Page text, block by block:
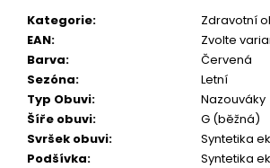
Kategorie:
Zdravotní
EAN:
Zvolte
Barva:
Červená
Sezóna:
Letní
Typ Obuvi:
Nazouváky
Šíře obuvi:
G (běžná)
Svršek obuvi:
Syntetika
Podšívka:
Syntetika
770
Kč
Původně:
399
Kč